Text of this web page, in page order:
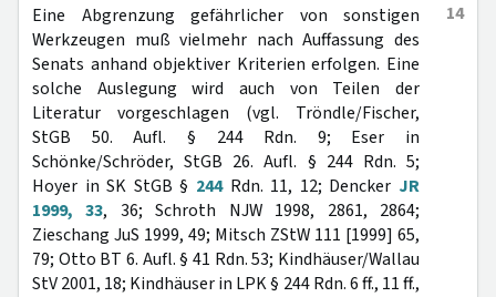
14
Eine Abgrenzung gefährlicher von sonstigen
Werkzeugen muß vielmehr nach Auffassung des
Senats anhand objektiver Kriterien erfolgen. Eine
solche Auslegung wird auch von Teilen der
Literatur vorgeschlagen (vgl. Tröndle/Fischer,
StGB 50. Aufl. § 244 Rdn. 9; Eser in
Schönke/Schröder, StGB 26. Aufl. § 244 Rdn. 5;
Hoyer in SK StGB § 244Rdn. 11, 12; Dencker JR
1999, 33, 36; Schroth NJW 1998, 2861, 2864;
Zieschang JuS 1999, 49; Mitsch ZStW 111 [1999] 65,
79; Otto BT 6. Aufl. § 41 Rdn. 53; Kindhäuser/Wallau
StV 2001, 18; Kindhäuser in LPK § 244 Rdn. 6 ff., 11 ff.,